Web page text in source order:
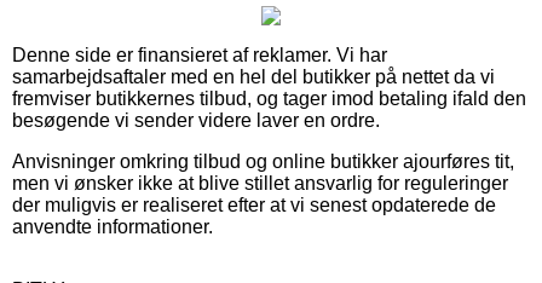
Denne side er finansieret af reklamer. Vi har
samarbejdsaftaler med en hel del butikker på nettet da vi
fremviser butikkernes tilbud, og tager imod betaling ifald den
besøgende vi sender videre laver en ordre.
Anvisninger omkring tilbud og online butikker ajourføres tit,
men vi ønsker ikke at blive stillet ansvarlig for reguleringer
der muligvis er realiseret efter at vi senest opdaterede de
anvendte informationer.